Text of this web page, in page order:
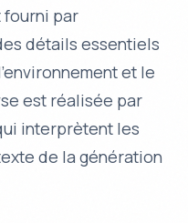
fourni par
détails essentiels
et le
est réalisée par
interprètent les
de la génération